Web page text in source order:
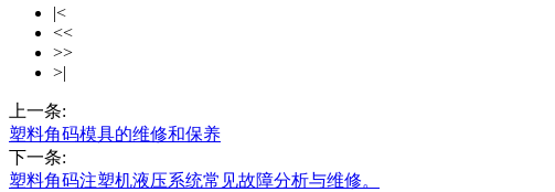
|<
<<
>>
>|
上一条:
塑料角码模具的维修和保养
下一条:
塑料角码注塑机液压系统常见故障分析与维修。